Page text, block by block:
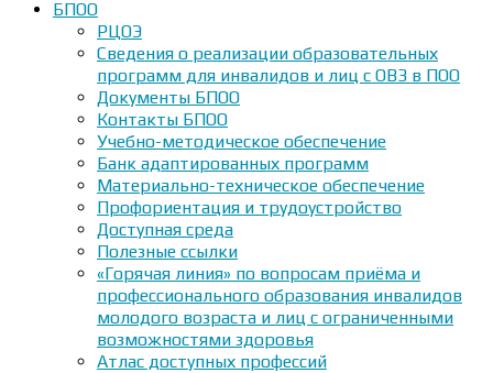
БПОО
РЦОЭ
Сведения о реализации образовательных
программ для инвалидов и лиц с ОВЗ в ПОО
Документы БПОО
Контакты БПОО
Учебно-методическое обеспечение
Банк адаптированных программ
Материально-техническое обеспечение
Профориентация и трудоустройство
Доступная среда
Полезные ссылки
«Горячая линия» по вопросам приёма и
профессионального образования инвалидов
молодого возраста и лиц с ограниченными
возможностями здоровья
Атлас доступных профессий